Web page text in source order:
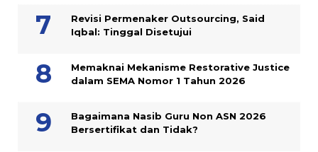
Revisi Permenaker Outsourcing, Said
Iqbal: Tinggal Disetujui
Memaknai Mekanisme Restorative Justice
dalam SEMA Nomor 1 Tahun 2026
Bagaimana Nasib Guru Non ASN 2026
Bersertifikat dan Tidak?